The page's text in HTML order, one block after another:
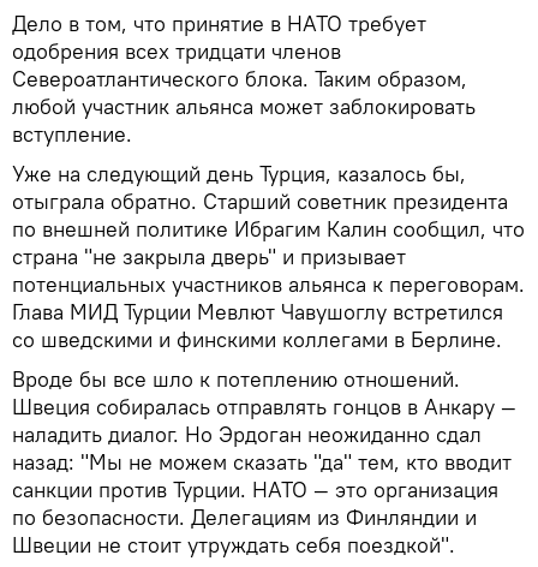
Дело в том, что принятие в НАТО требует
одобрения всех тридцати членов
Североатлантического блока. Таким образом,
любой участник альянса может заблокировать
вступление.
Уже на следующий день Турция, казалось бы,
отыграла обратно. Старший советник президента
по внешней политике Ибрагим Калин сообщил, что
страна "не закрыла дверь" и призывает
потенциальных участников альянса к переговорам.
Глава МИД Турции Мевлют Чавушоглу встретился
со шведскими и финскими коллегами в Берлине.
Вроде бы все шло к потеплению отношений.
Швеция собиралась отправлять гонцов в Анкару —
наладить диалог. Но Эрдоган неожиданно сдал
назад: "Мы не можем сказать "да" тем, кто вводит
санкции против Турции. НАТО — это организация
по безопасности. Делегациям из Финляндии и
Швеции не стоит утруждать себя поездкой".